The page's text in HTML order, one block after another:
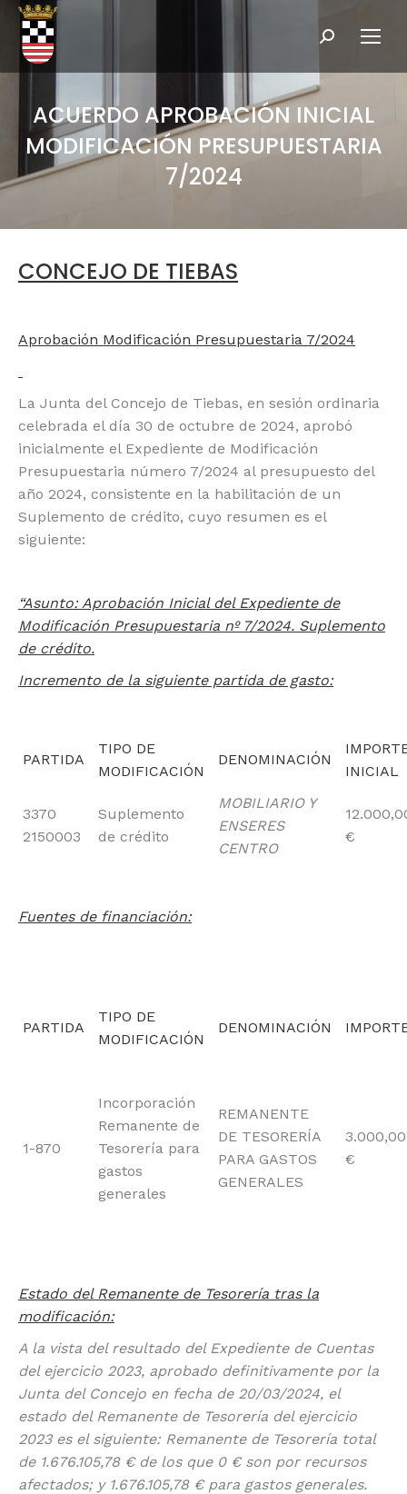
Buscar:
ACUERDO APROBACIÓN INICIAL
MODIFICACIÓN PRESUPUESTARIA
7/2024
CONCEJO DE TIEBAS
Aprobación Modificación Presupuestaria 7/2024
La Junta del Concejo de Tiebas, en sesión ordinaria
celebrada el día 30 de octubre de 2024, aprobó
inicialmente el Expediente de Modificación
Presupuestaria número 7/2024 al presupuesto del
año 2024, consistente en la habilitación de un
Suplemento de crédito, cuyo resumen es el
siguiente:
“Asunto: Aprobación Inicial del Expediente de
Modificación Presupuestaria nº 7/2024. Suplemento
de crédito.
Incremento de la siguiente partida de gasto:
PARTIDA
TIPO DE
MODIFICACIÓN
DENOMINACIÓN
INICIAL
3370
2150003
Suplemento
de crédito
MOBILIARIO Y
ENSERES
CENTRO
€
Fuentes de financiación:
PARTIDA
TIPO DE
MODIFICACIÓN
DENOMINACIÓN
1-870
Incorporación
Remanente de
Tesorería para
gastos
generales
REMANENTE
DE TESORERÍA
PARA GASTOS
GENERALES
3.000,00
€
Estado del Remanente de Tesorería tras la
modificación:
A la vista del resultado del Expediente de Cuentas
del ejercicio 2023, aprobado definitivamente por la
Junta del Concejo en fecha de 20/03/2024, el
estado del Remanente de Tesorería del ejercicio
2023 es el siguiente: Remanente de Tesorería total
de 1.676.105,78 € de los que 0 € son por recursos
afectados; y 1.676.105,78 € para gastos generales.